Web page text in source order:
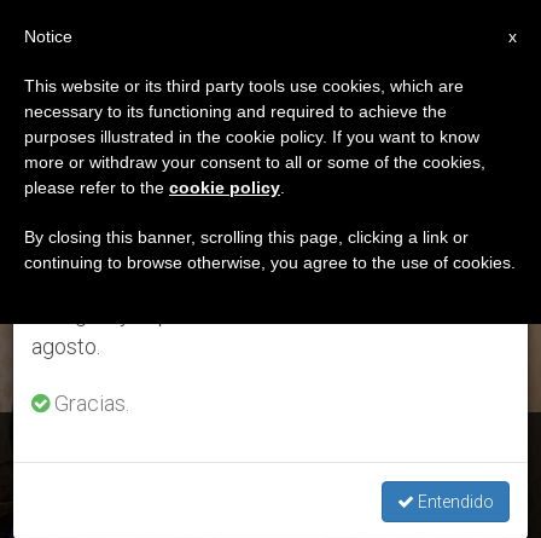
ETIQUETA
Posts Tagged ‘nigeria’
ÚLTIMAS NOTICIAS
×
Aviso importante
Del 27 de julio al 7 de agosto haremos la pausa
anual, aprovechando que en el periodo de verano
se generan menos informaciones y también el
agosto.
Gracias.
Entendido
x
Notice
This website or its third party tools use cookies, which are
necessary to its functioning and required to achieve the
purposes illustrated in the cookie policy. If you want to know
more or withdraw your consent to all or some of the cookies,
please refer to the cookie policy
By closing this banner, scrolling this page, clicking a link or
continuing to browse otherwise, you agree to the use of cookies.